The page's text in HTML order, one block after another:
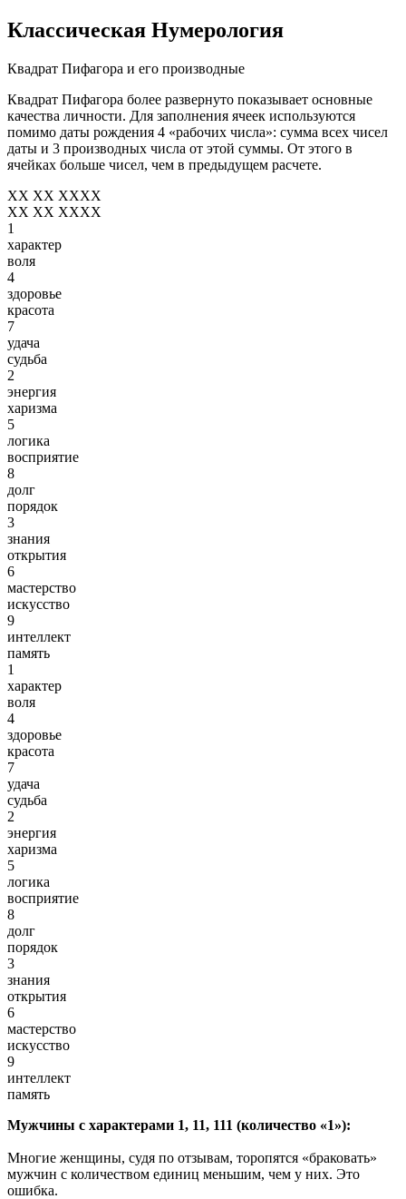
Классическая Нумерология
Квадрат Пифагора и его производные
Квадрат Пифагора более развернуто показывает основные
качества личности. Для заполнения ячеек используются
помимо даты рождения 4 «рабочих числа»: сумма всех чисел
даты и 3 производных числа от этой суммы. От этого в
ячейках больше чисел, чем в предыдущем расчете.
XX XX XXXX
XX XX XXXX
1
характер
воля
4
здоровье
красота
7
удача
судьба
2
энергия
харизма
5
логика
восприятие
8
долг
порядок
3
знания
открытия
6
мастерство
искусство
9
интеллект
память
1
характер
воля
4
здоровье
красота
7
удача
судьба
2
энергия
харизма
5
логика
восприятие
8
долг
порядок
3
знания
открытия
6
мастерство
искусство
9
интеллект
память
Мужчины с характерами 1, 11, 111 (количество «1»):
Многие женщины, судя по отзывам, торопятся «браковать»
мужчин с количеством единиц меньшим, чем у них. Это
ошибка.